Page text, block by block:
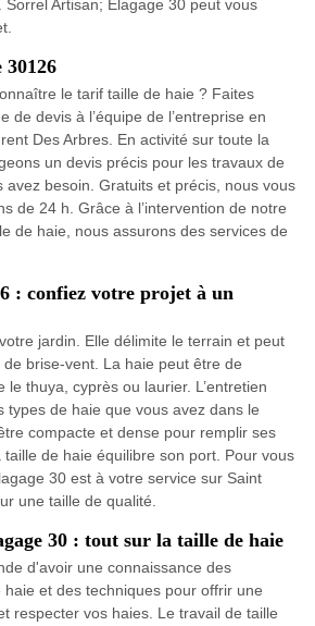
Artisan; Elagage 30 peut vous
30126
le tarif taille de haie ? Faites
de devis à l’équipe de l’entreprise en
Des Arbres. En activité sur toute la
un devis précis pour les travaux de
avez besoin. Gratuits et précis, nous vous
de 24 h. Grâce à l’intervention de notre
de haie, nous assurons des services de
: confiez votre projet à un
jardin. Elle délimite le terrain et peut
brise-vent. La haie peut être de
le thuya, cyprès ou laurier. L’entretien
types de haie que vous avez dans le
compacte et dense pour remplir ses
taille de haie équilibre son port. Pour vous
30 est à votre service sur Saint
une taille de qualité.
30 : tout sur la taille de haie
d'avoir une connaissance des
et des techniques pour offrir une
respecter vos haies. Le travail de taille